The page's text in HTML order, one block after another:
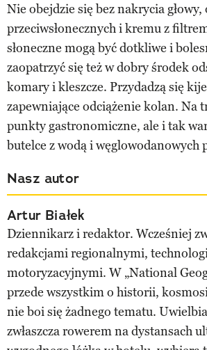
Nie obejdzie się bez nakrycia
przeciwsłonecznych i kremu z
słoneczne mogą być dotkliwe i
zaopatrzyć się też w dobry środek
komary i kleszcze. Przydadzą się
zapewniające odciążenie kolan. Na
punkty gastronomiczne, ale i tak
butelce z wodą i węglowodanowych
Nasz autor
Artur Białek
Dziennikarz i redaktor. Wcześniej
redakcjami regionalnymi,
motoryzacyjnymi. W „National
przede wszystkim o historii,
nie boi się żadnego tematu.
zwłaszcza rowerem na dystansach